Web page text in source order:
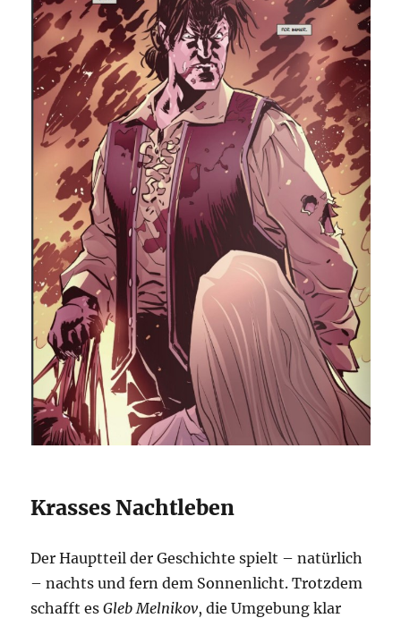
Krasses Nachtleben
Der Hauptteil der Geschichte spielt – natürlich
– nachts und fern dem Sonnenlicht. Trotzdem
schafft esGleb Melnikov, die Umgebung klar